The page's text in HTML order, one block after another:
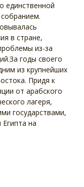
единственной
в стране,
из-за
годы своего
из крупнейших
Придя к
от арабского
лагеря,
государствами,
на